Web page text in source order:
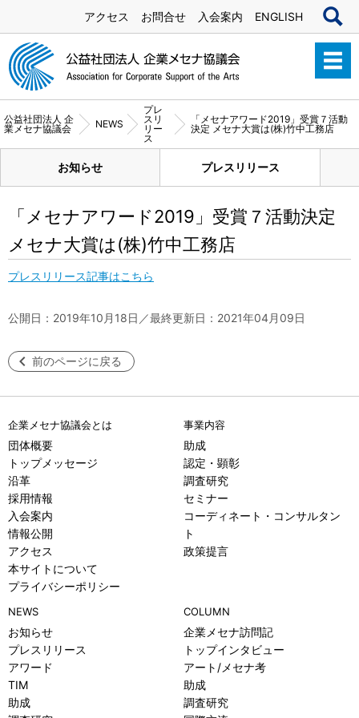
アクセス お問合せ 入会案内 ENGLISH
公益社団法人 企
業メセナ協議会
NEWS
プレ
スリ
リー
ス
「メセナアワード2019」受賞７活動
決定 メセナ大賞は(株)竹中工務店
お知らせ プレスリリース
「メセナアワード2019」受賞７活動決定
メセナ大賞は(株)竹中工務店
プレスリリース記事はこちら
公開日：2019年10月18日／最終更新日：2021年04月09日
前のページに戻る
企業メセナ協議会とは
団体概要
トップメッセージ
沿革
採用情報
入会案内
情報公開
アクセス
本サイトについて
プライバシーポリシー
事業内容
助成
認定・顕彰
調査研究
セミナー
コーディネート・コンサルタン
ト
政策提言
NEWS
お知らせ
プレスリリース
アワード
TIM
助成
COLUMN
企業メセナ訪問記
トップインタビュー
アート/メセナ考
助成
調査研究